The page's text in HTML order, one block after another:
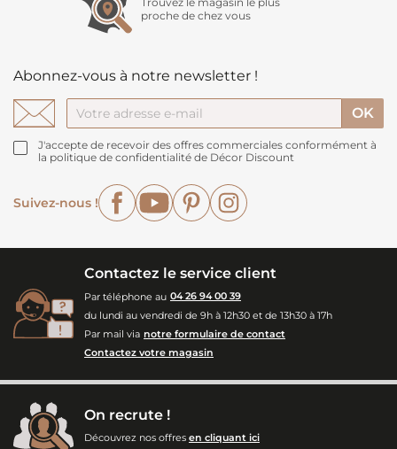
proche de chez vous
Abonnez-vous à notre newsletter !
J'accepte de recevoir des offres commerciales conformément à
la politique de confidentialité de Décor Discount
Suivez-nous !
FacebookYouTubePinterest
Contactez le service client
Par téléphone au 04 26 94 00 39
du lundi au vendredi de 9h à 12h30 et de 13h30 à 17h
Par mail via notre formulaire de contact
Contactez votre magasin
On recrute !
Découvrez nos offres en cliquant ici